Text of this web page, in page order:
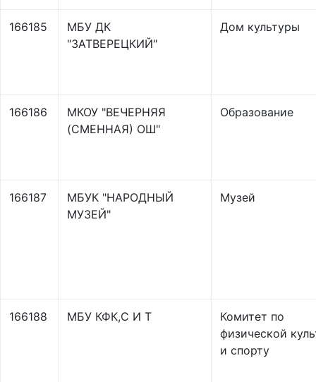
166185
МБУ ДК
"ЗАТВЕРЕЦКИЙ"
Дом культуры
166186
МКОУ "ВЕЧЕРНЯЯ
(СМЕННАЯ) ОШ"
Образование
166187
МБУК "НАРОДНЫЙ
МУЗЕЙ"
Музей
166188 МБУ КФК,С И Т
Комитет по
физической
и спорту